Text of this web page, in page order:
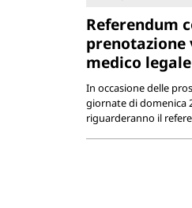
Referendum
medico legale
In occasione delle
giornate di domenica
riguarderanno il